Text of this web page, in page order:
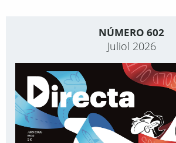
NÚMERO 602
Juliol 2026